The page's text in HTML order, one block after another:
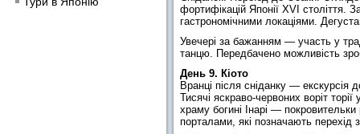
фортифікацій Японії XVI
гастрономічними локаціями.
Увечері за бажанням — участь у
танцю. Передбачено можливість
День 9. Кіото
Вранці після сніданку — екскурсія
Тисячі яскраво-червоних воріт
храму богині Інарі — покровительки
порталами, які позначають перехід